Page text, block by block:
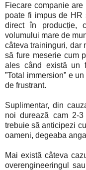
Fiecare companie
poate fi impus de HR
direct în producție,
volumului mare de
câteva traininguri, dar
să fure meserie cum
ales când există un
”Total immersion” e
de frustrant.
Suplimentar, din
noi durează cam 2-3
trebuie să anticipezi
oameni, degeaba
Mai există câteva
overengineeringul